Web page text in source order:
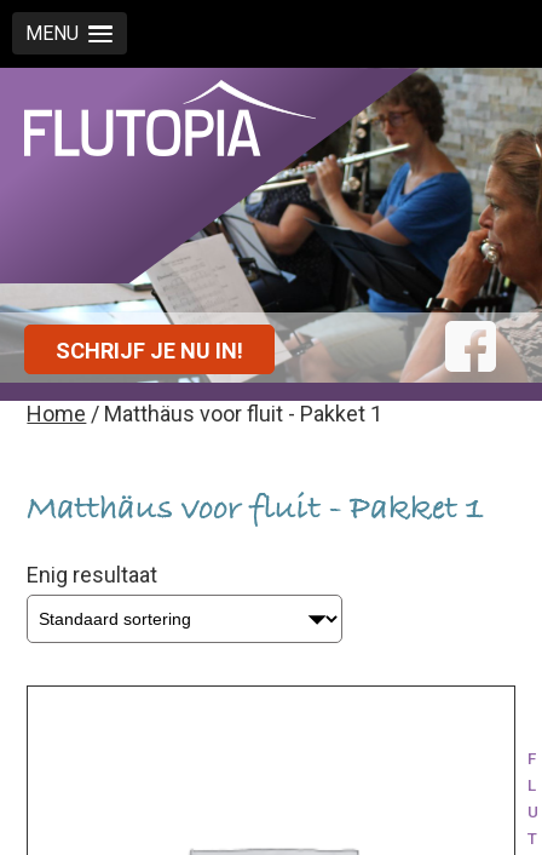
MENU
SCHRIJF JE NU IN!
Home / Matthäus voor fluit - Pakket 1
Matthäus voor fluit - Pakket 1
Enig resultaat
F
L
U
T